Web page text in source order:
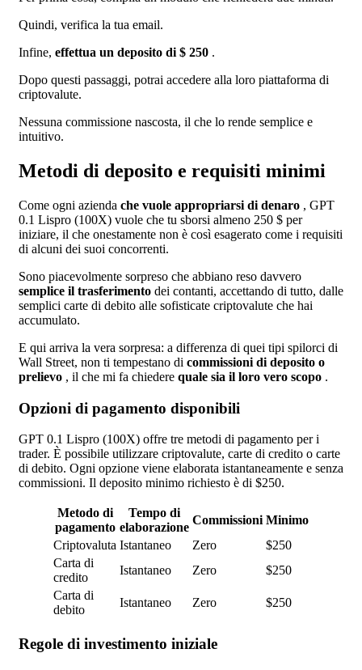
Quindi, verifica la tua email.
Infine, effettua un deposito di $ 250 .
Dopo questi passaggi, potrai accedere alla loro piattaforma di
criptovalute.
Nessuna commissione nascosta, il che lo rende semplice e
intuitivo.
Metodi di deposito e requisiti minimi
Come ogni azienda che vuole appropriarsi di denaro , GPT
0.1 Lispro (100X) vuole che tu sborsi almeno 250 $ per
iniziare, il che onestamente non è così esagerato come i requisiti
di alcuni dei suoi concorrenti.
Sono piacevolmente sorpreso che abbiano reso davvero
semplice il trasferimento dei contanti, accettando di tutto, dalle
semplici carte di debito alle sofisticate criptovalute che hai
accumulato.
E qui arriva la vera sorpresa: a differenza di quei tipi spilorci di
Wall Street, non ti tempestano di commissioni di deposito o
prelievo , il che mi fa chiedere quale sia il loro vero scopo .
Opzioni di pagamento disponibili
GPT 0.1 Lispro (100X) offre tre metodi di pagamento per i
trader. È possibile utilizzare criptovalute, carte di credito o carte
di debito. Ogni opzione viene elaborata istantaneamente e senza
commissioni. Il deposito minimo richiesto è di $250.
Metodo di
pagamento
Tempo di
elaborazione
Commissioni Minimo
Criptovaluta Istantaneo Zero
$250
Carta di
credito
Istantaneo Zero
$250
Carta di
debito
Istantaneo Zero $250
Regole di investimento iniziale